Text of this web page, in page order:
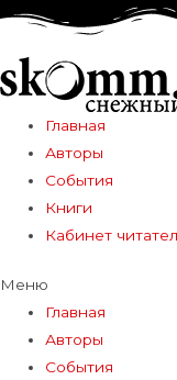
Главная
Авторы
События
Книги
Кабинет
Меню
Главная
Авторы
События